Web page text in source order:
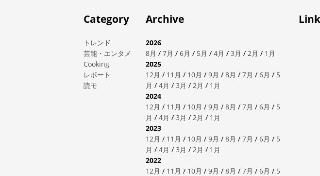
Category
トレンド
芸能・エンタメ
Cooking
レポート
読モ
Archive
2026
8月 / 7月 / 6月 / 5月 / 4月 / 3月 / 2月 / 1月
2025
12月 / 11月 / 10月 / 9月 / 8月 / 7月 / 6月 / 5
月 / 4月 / 3月 / 2月 / 1月
2024
12月 / 11月 / 10月 / 9月 / 8月 / 7月 / 6月 / 5
月 / 4月 / 3月 / 2月 / 1月
2023
12月 / 11月 / 10月 / 9月 / 8月 / 7月 / 6月 / 5
月 / 4月 / 3月 / 2月 / 1月
2022
12月 / 11月 / 10月 / 9月 / 8月 / 7月 / 6月 / 5
Link